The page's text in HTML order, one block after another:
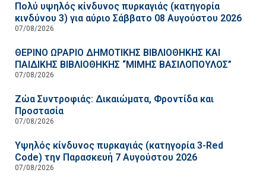
Πολύ υψηλός κίνδυνος πυρκαγιάς (κατηγορία
κινδύνου 3) για αύριο Σάββατο 08 Αυγούστου 2026
07/08/2026
ΘΕΡΙΝΟ ΩΡΑΡΙΟ ΔΗΜΟΤΙΚΗΣ ΒΙΒΛΙΟΘΗΚΗΣ ΚΑΙ
ΠΑΙΔΙΚΗΣ ΒΙΒΛΙΟΘΗΚΗΣ “ΜΙΜΗΣ ΒΑΣΙΛΟΠΟΥΛΟΣ”
07/08/2026
Ζώα Συντροφιάς: Δικαιώματα, Φροντίδα και
Προστασία
07/08/2026
Υψηλός κίνδυνος πυρκαγιάς (κατηγορία 3-Red
Code) την Παρασκευή 7 Αυγούστου 2026
07/08/2026